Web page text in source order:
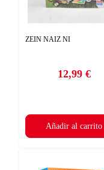
ZEIN NAIZ NI
Precio
12,99 €
Añadir al carrito